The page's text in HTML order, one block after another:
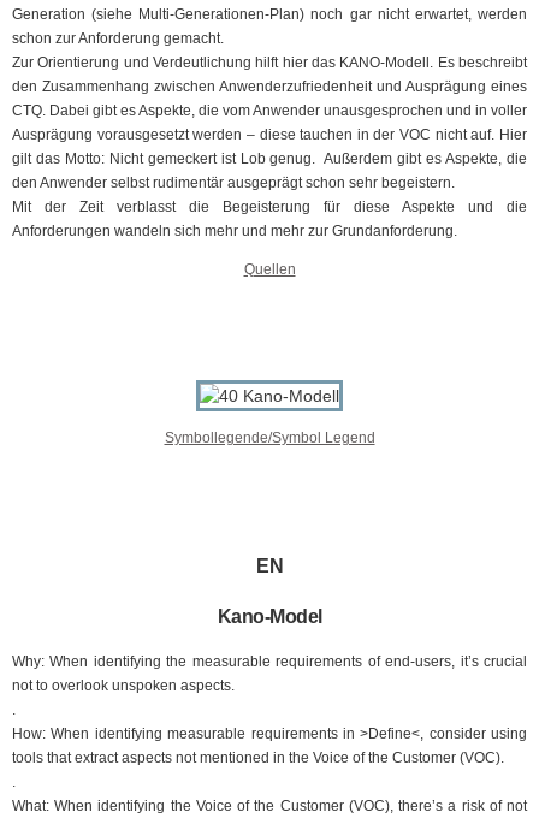
Generation (siehe Multi-Generationen-Plan) noch gar nicht erwartet, werden
schon zur Anforderung gemacht.
Zur Orientierung und Verdeutlichung hilft hier das KANO-Modell. Es beschreibt
den Zusammenhang zwischen Anwenderzufriedenheit und Ausprägung eines
CTQ. Dabei gibt es Aspekte, die vom Anwender unausgesprochen und in voller
Ausprägung vorausgesetzt werden – diese tauchen in der VOC nicht auf. Hier
gilt das Motto: Nicht gemeckert ist Lob genug. Außerdem gibt es Aspekte, die
den Anwender selbst rudimentär ausgeprägt schon sehr begeistern.
Mit der Zeit verblasst die Begeisterung für diese Aspekte und die
Anforderungen wandeln sich mehr und mehr zur Grundanforderung.
Quellen
Symbollegende/Symbol Legend
EN
Kano-Model
Why: When identifying the measurable requirements of end-users, it’s crucial
not to overlook unspoken aspects.
.
How: When identifying measurable requirements in >Define<, consider using
tools that extract aspects not mentioned in the Voice of the Customer (VOC).
.
What: When identifying the Voice of the Customer (VOC), there’s a risk of not